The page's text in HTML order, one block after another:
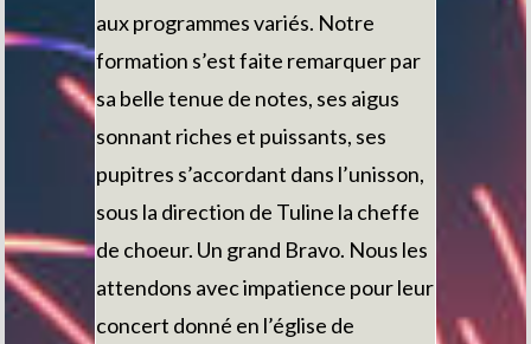
aux programmes variés. Notre
formation s’est faite remarquer par
sa belle tenue de notes, ses aigus
sonnant riches et puissants, ses
pupitres s’accordant dans l’unisson,
sous la direction de Tuline la cheffe
de choeur. Un grand Bravo. Nous les
attendons avec impatience pour leur
concert donné en l’église de